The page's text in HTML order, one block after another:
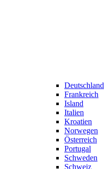
Deutschland
Frankreich
Island
Italien
Kroatien
Norwegen
Österreich
Portugal
Schweden
Schweiz